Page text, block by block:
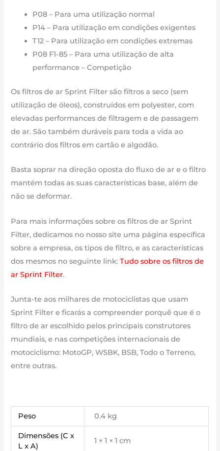
P08 – Para uma utilização normal
P14 – Para utilização em condições exigentes
T12 – Para utilização em condições extremas
P08 F1-85 – Para uma utilização de alta
performance – Competição
Os filtros de ar Sprint Filter são filtros a seco (sem
utilização de óleos), construídos em polyester, com
elevadas performances de filtragem e de passagem
de ar. São também duráveis para toda a vida ao
contrário dos filtros em cartão e algodão.
Basta soprar na direção oposta do fluxo de ar e o filtro
mantém todas as suas características base, além de
não se deformar.
Para mais informações sobre os filtros de ar Sprint
Filter, dedicamos no nosso site uma página específica
sobre a empresa, os tipos de filtro, e as características
dos mesmos no seguinte link:Tudo sobre os filtros de
ar Sprint Filter.
Junta-te aos milhares de motociclistas que usam
Sprint Filter e ficarás a compreender porquê que é o
filtro de ar escolhido pelos principais construtores
mundiais, e nas competições internacionais de
motociclismo: MotoGP, WSBK, BSB, Todo o Terreno,
entre outras.
Peso 0.4 kg
Dimensões (C x
L x A)
1 × 1 × 1 cm